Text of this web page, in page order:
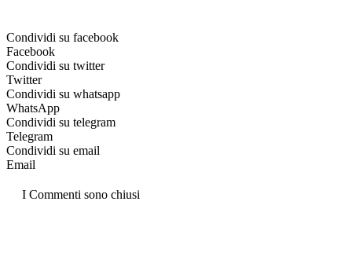
Condividi su facebook
Facebook
Condividi su twitter
Twitter
Condividi su whatsapp
WhatsApp
Condividi su telegram
Telegram
Condividi su email
Email
I Commenti sono chiusi